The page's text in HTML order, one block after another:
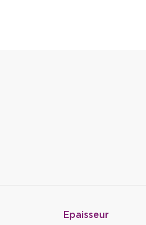
Epaisseur